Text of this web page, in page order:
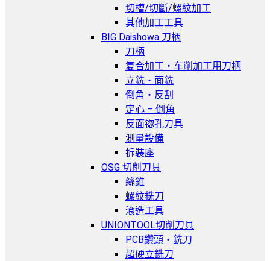
切槽/切斷/螺紋加工
其他加工工具
BIG Daishowa 刀柄
刀柄
复合加工・车削加工用刀柄
立銑・面銑
倒角・反刮
定心 – 倒角
反面锪孔刀具
測量設備
拆裝座
OSG 切削刀具
絲錐
螺紋銑刀
滾造工具
UNIONTOOL切削刀具
PCB鑽頭・銑刀
超硬立銑刀